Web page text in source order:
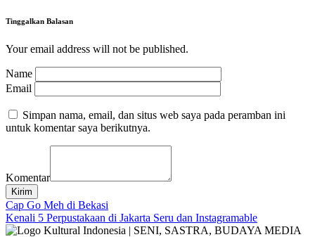
Tinggalkan Balasan
Your email address will not be published.
Name
Email
Simpan nama, email, dan situs web saya pada peramban ini
untuk komentar saya berikutnya.
Komentar
Kirim
Navigasi
pos
Cap Go Meh di Bekasi
Kenali 5 Perpustakaan di Jakarta Seru dan Instagramable